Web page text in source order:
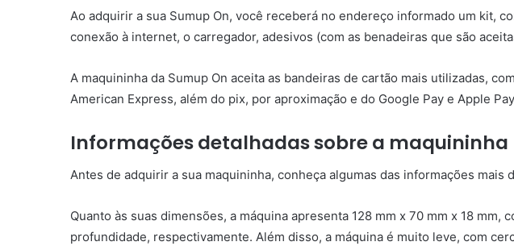
Ao adquirir a sua Sumup On, você receberá no endereço informado um kit,
conexão à internet, o carregador, adesivos (com as benadeiras que são
A maquininha da Sumup On aceita as bandeiras de cartão mais utilizadas,
American Express, além do pix, por aproximação e do Google Pay e Apple
Informações detalhadas sobre a maquininha
Antes de adquirir a sua maquininha, conheça algumas das informações mais
Quanto às suas dimensões, a máquina apresenta 128 mm x 70 mm x 18 mm,
profundidade, respectivamente. Além disso, a máquina é muito leve, com